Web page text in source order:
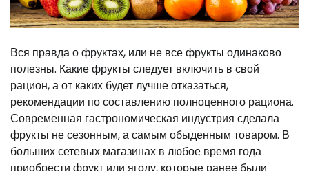
Вся правда о фруктах, или не все фрукты одинаково
полезны. Какие фрукты следует включить в свой
рацион, а от каких будет лучше отказаться,
рекомендации по составлению полноценного рациона.
Современная гастрономическая индустрия сделала
фрукты не сезонным, а самым обыденным товаром. В
больших сетевых магазинах в любое время года
приобрести фрукт или ягоду, которые ранее были